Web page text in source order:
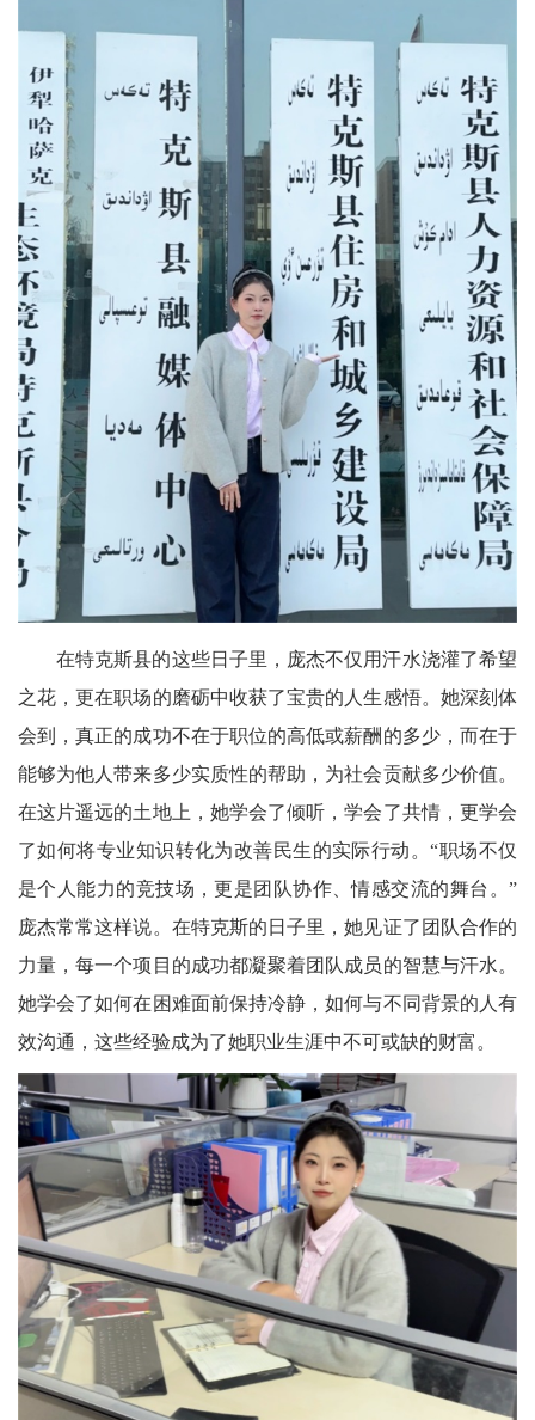
在特克斯县的这些日子里，庞杰不仅用汗水浇灌了希望
之花，更在职场的磨砺中收获了宝贵的人生感悟。她深刻体
会到，真正的成功不在于职位的高低或薪酬的多少，而在于
能够为他人带来多少实质性的帮助，为社会贡献多少价值。
在这片遥远的土地上，她学会了倾听，学会了共情，更学会
了如何将专业知识转化为改善民生的实际行动。“职场不仅
是个人能力的竞技场，更是团队协作、情感交流的舞台。”
庞杰常常这样说。在特克斯的日子里，她见证了团队合作的
力量，每一个项目的成功都凝聚着团队成员的智慧与汗水。
她学会了如何在困难面前保持冷静，如何与不同背景的人有
效沟通，这些经验成为了她职业生涯中不可或缺的财富。